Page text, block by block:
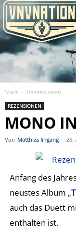
Start Rezensionen
REZENSIONEN
MONO
Von Matthias Irrgang - 28.
Anfang des
neustes Album „
auch das Duett
enthalten ist.